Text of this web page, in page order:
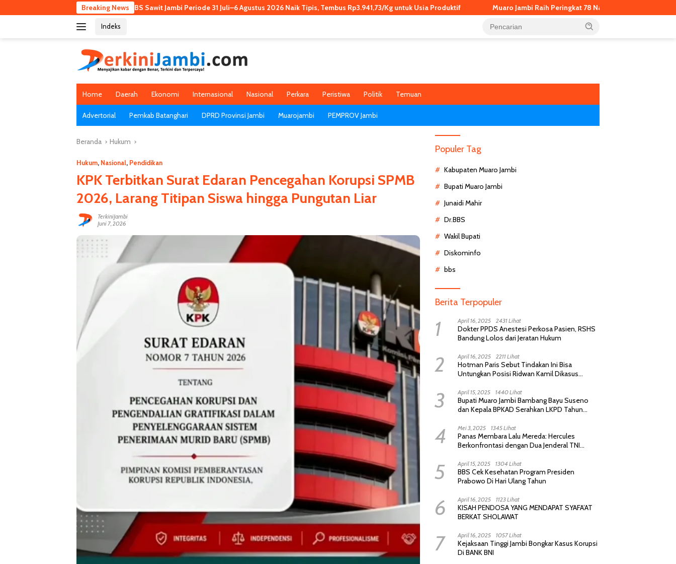
ke
Breaking News
Harga TBS Sawit Jambi Periode 31 Juli–6 Agustus 2026 Naik Tipis, Tembus Rp3.941,73/Kg untuk Usia Produktif Muaro Jambi Raih Peringkat 78 Nasional, Terbaik di Provinsi Jambi dalam
Indeks
Home Daerah Ekonomi Internasional Nasional Perkara Peristiwa Politik Temuan
Advertorial Pemkab Batanghari DPRD Provinsi Jambi Muarojambi PEMPROV Jambi
Beranda Hukum
Hukum, Nasional, Pendidikan
KPK Terbitkan Surat Edaran Pencegahan Korupsi SPMB
2026, Larang Titipan Siswa hingga Pungutan Liar
TerkiniJambi
Juni 7, 2026
Populer Tag
Kabupaten Muaro Jambi
Bupati Muaro Jambi
Junaidi Mahir
Dr.BBS
Wakil Bupati
Diskominfo
bbs
Berita Terpopuler
1 April 16, 2025 2431 Lihat
Dokter PPDS Anestesi Perkosa Pasien, RSHS
Bandung Lolos dari Jeratan Hukum
2 April 16, 2025 2211 Lihat
Hotman Paris Sebut Tindakan Ini Bisa
Untungkan Posisi Ridwan Kamil Dikasus
3 April 15, 2025 1440 Lihat
Bupati Muaro Jambi Bambang Bayu Suseno
dan Kepala BPKAD Serahkan LKPD Tahun
4 Mei 3, 2025 1345 Lihat
Panas Membara Lalu Mereda: Hercules
Berkonfrontasi dengan Dua Jenderal TNI
Permintaan Maaf
5 April 15, 2025 1304 Lihat
BBS Cek Kesehatan Program Presiden
Prabowo Di Hari Ulang Tahun
6 April 16, 2025 1123 Lihat
KISAH PENDOSA YANG MENDAPAT SYAFA’AT
BERKAT SHOLAWAT
7 April 16, 2025 1057 Lihat
Kejaksaan Tinggi Jambi Bongkar Kasus Korupsi
Di BANK BNI